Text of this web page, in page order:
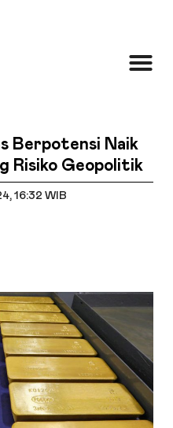
Berpotensi Naik
Risiko Geopolitik
, 16:32 WIB